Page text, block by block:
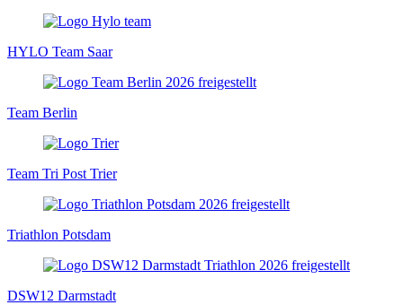
HYLO Team Saar
Team Berlin
Team Tri Post Trier
Triathlon Potsdam
DSW12 Darmstadt